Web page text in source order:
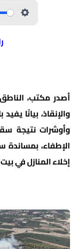
أصدر مكتب،
والإنقاذ، بيانًا
وأوشرات نتيجة
الإطفاء، بمساندة
إخلاء المنازل في